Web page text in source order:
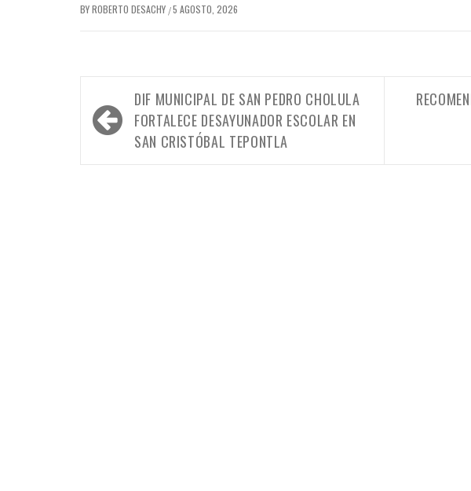
BYROBERTO DESACHY /5 AGOSTO, 2026
Navegación
de
entradas
DIF MUNICIPAL DE SAN PEDRO CHOLULA
FORTALECE DESAYUNADOR ESCOLAR EN
SAN CRISTÓBAL TEPONTLA